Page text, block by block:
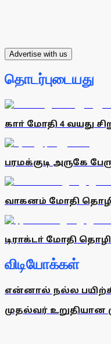
Advertise with us
தொடர்புடையது
காா் மோதி 4 வயது
பரமக்குடி அருகே
வாகனம் மோதி
டிராக்டா் மோதி
விடியோக்கள்
என்னால் நல்ல
முதல்வர் உறுதியான